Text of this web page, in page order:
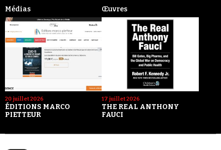
Médias
20 juillet 2026
ÉDITIONS MARCO
PIETTEUR
Œuvres
17 juillet 2026
THE REAL ANTHONY
FAUCI